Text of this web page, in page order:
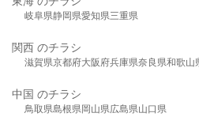
岐阜県静岡県愛知県三重県
関西 のチラシ
滋賀県京都府大阪府兵庫県奈良県和歌山
中国 のチラシ
鳥取県島根県岡山県広島県山口県